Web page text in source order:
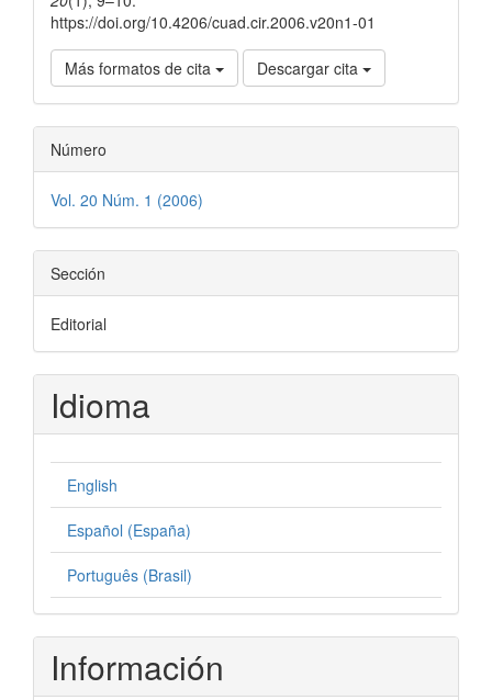
https://doi.org/10.4206/cuad.cir.2006.v20n1-01
Más formatos de cita Descargar cita
Número
Vol. 20 Núm. 1 (2006)
Sección
Editorial
Idioma
English
Español (España)
Português (Brasil)
Información